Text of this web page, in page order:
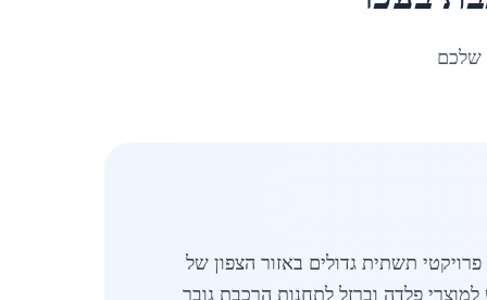
שלכם
תשתית גדולים באזור הצפון של
חשוב, והביקוש למוצרי פלדה וברזל לתחנות הרכבת גובר